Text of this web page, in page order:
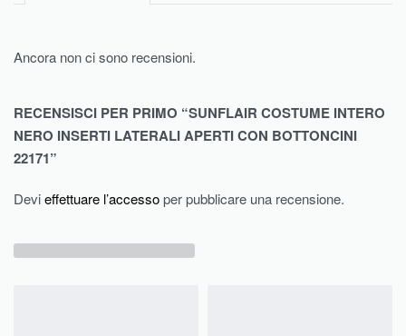
Ancora non ci sono recensioni.
RECENSISCI PER PRIMO “SUNFLAIR COSTUME INTERO
NERO INSERTI LATERALI APERTI CON BOTTONCINI
22171”
Devieffettuare l’accessoper pubblicare una recensione.